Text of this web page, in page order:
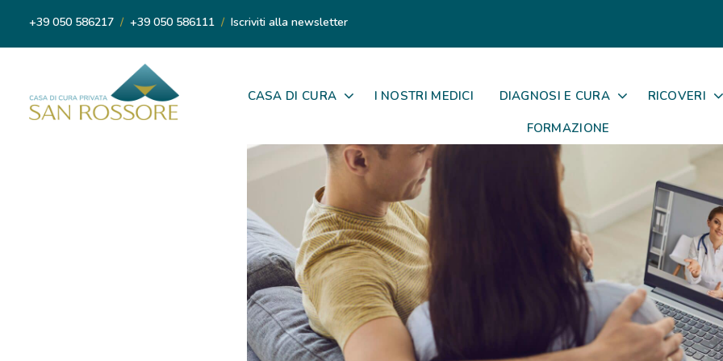
+39 050 586217 / +39 050 586111 / Iscriviti alla newsletter
CASA DI CURA I NOSTRI MEDICI DIAGNOSI E CURA RICOVERI
FORMAZIONE